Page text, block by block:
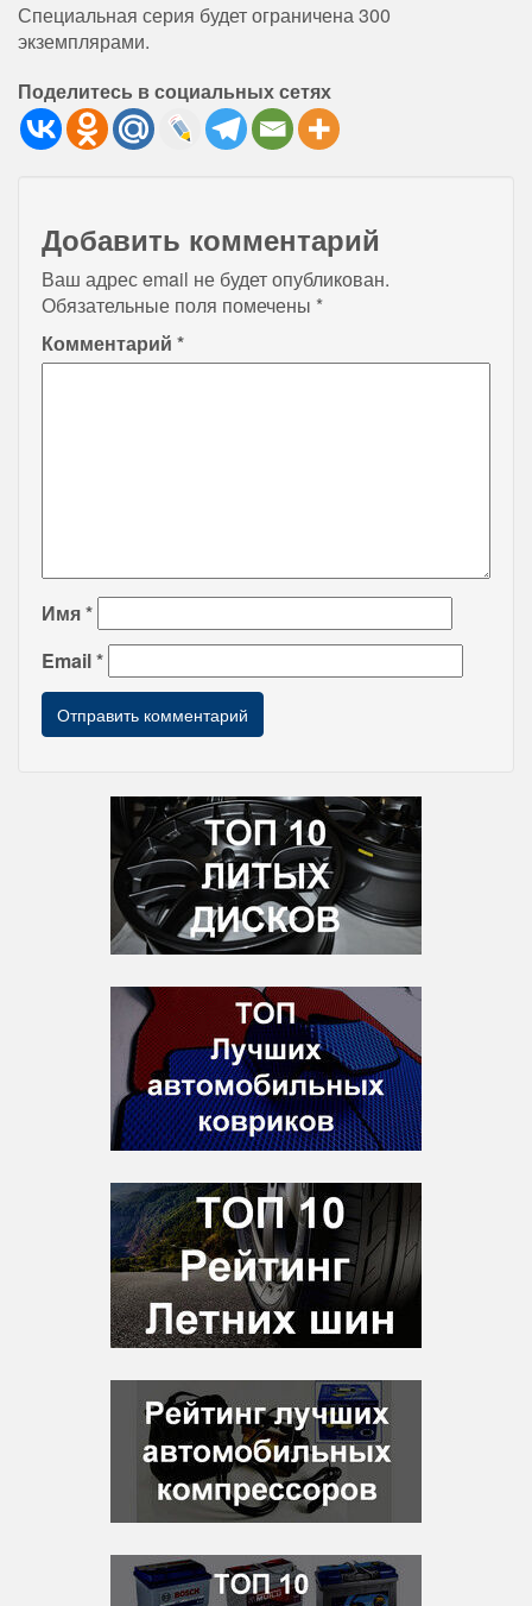
Специальная серия будет ограничена 300
экземплярами.
Поделитесь в социальных сетях
Добавить комментарий
Ваш адрес email не будет опубликован.
Обязательные поля помечены *
Комментарий *
Имя*
Email*